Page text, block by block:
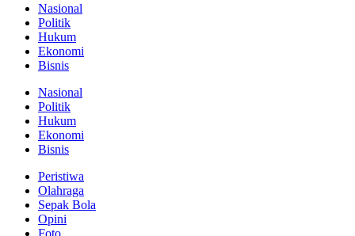
Nasional
Politik
Hukum
Ekonomi
Bisnis
Nasional
Politik
Hukum
Ekonomi
Bisnis
Peristiwa
Olahraga
Sepak Bola
Opini
Foto